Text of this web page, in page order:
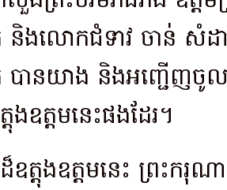
និងលោកជំទាវ ចាន់ សំដារិ
បានយាង និងអញ្ជើញចូលរួ
ងឧត្តមនេះផងដែរ។
ត្តុងឧត្តមនេះ ព្រះករុណ